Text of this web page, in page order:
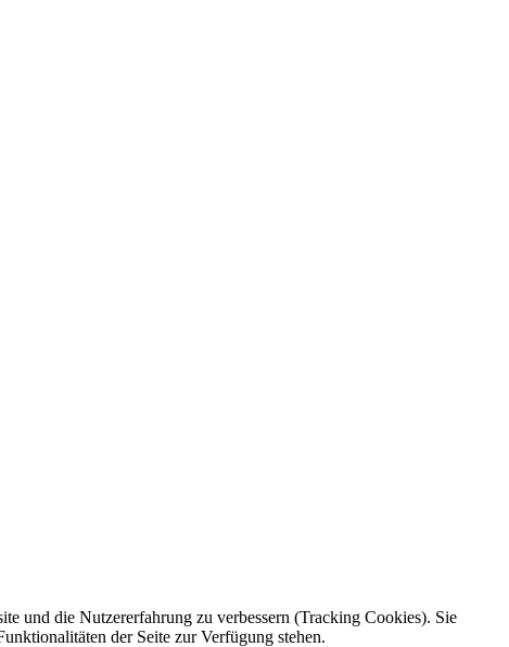
und die Nutzererfahrung zu verbessern (Tracking Cookies). Sie
der Seite zur Verfügung stehen.